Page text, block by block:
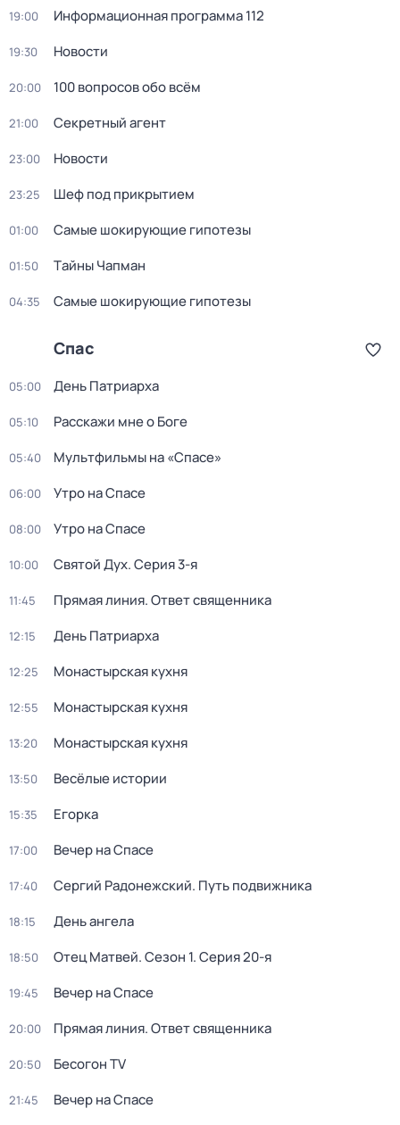
19:00 Информационная программа 112
19:30 Новости
20:00 100 вопросов обо всём
21:00 Секретный агент
23:00 Новости
23:25 Шеф под прикрытием
01:00 Самые шoкиpующие гипотезы
01:50 Тaйны Чапман
04:35 Самые шoкиpующие гипотезы
Спас
05:00 День Патриарха
05:10 Расскажи мне о Боге
05:40 Мультфильмы на «Спасе»
06:00 Утро на Спасе
08:00 Утро на Спасе
10:00 Святой Дух. Серия 3-я
11:45 Прямая линия. Ответ священника
12:15 День Патриарха
12:25 Монастырская кухня
12:55 Монастырская кухня
13:20 Монастырская кухня
13:50 Весёлые истории
15:35 Егорка
17:00 Вечер на Спасе
17:40 Сергий Радонежский. Путь подвижника
18:15 День ангела
18:50 Отец Матвей. Сезон 1. Серия 20-я
19:45 Вечер на Спасе
20:00 Прямая линия. Ответ священника
20:50 Бесогон TV
21:45 Вечер на Спасе